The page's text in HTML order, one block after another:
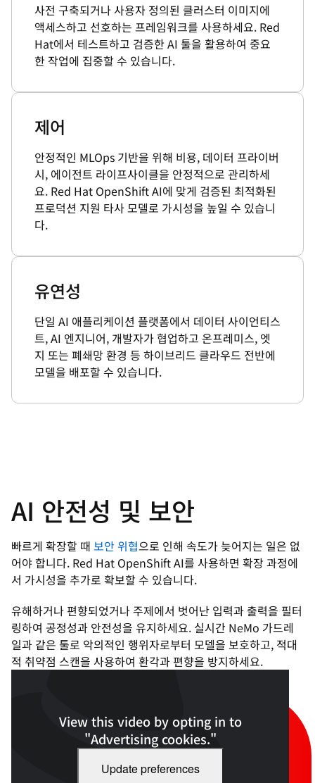
사전 구축되거나 사용자 정의된 클러스터 이미지에
액세스하고 선호하는 프레임워크를 사용하세요. Red
Hat에서 테스트하고 검증한 AI 툴을 활용하여 중요
한 작업에 집중할 수 있습니다.
제어
안정적인 MLOps 기반을 위해 비용, 데이터 프라이버
시, 에이전트 라이프사이클을 안정적으로 관리하세
요. Red Hat OpenShift AI에 맞게 검증된 최적화된
프로덕션 지원 타사 모델로 가시성을 높일 수 있습니
다.
유연성
단일 AI 애플리케이션 플랫폼에서 데이터 사이언티스
트, AI 엔지니어, 개발자가 협업하고 온프레미스, 엣
지 또는 폐쇄망 환경 등 하이브리드 클라우드 전반에
모델을 배포할 수 있습니다.
AI 안전성 및 보안
빠르게 확장할 때 보안 위협으로 인해 속도가 늦어지는 일은 없
어야 합니다. Red Hat OpenShift AI를 사용하면 확장 과정에
서 가시성을 추가로 확보할 수 있습니다.
유해하거나 편향되었거나 주제에서 벗어난 입력과 출력을 필터
링하여 공정성과 안전성을 유지하세요. 실시간 NeMo 가드레
일과 같은 툴로 악의적인 행위자로부터 모델을 보호하고, 적대
적 취약점 스캔을 사용하여 환각과 편향을 방지하세요.
View this video by opting in to
"Advertising cookies."
Update preferences